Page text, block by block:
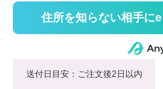
住所を知らない相手に
送付日目安：ご注文後2日以内